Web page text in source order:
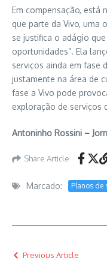
Em compensação, está
que parte da Vivo, uma
se justifica o adágio
oportunidades”. Ela
serviços ainda em fase
justamente na área de
fase a Vivo pode
exploração de serviços
Antoninho Rossini –
Share Article
Marcado: Planos de
Previous Article